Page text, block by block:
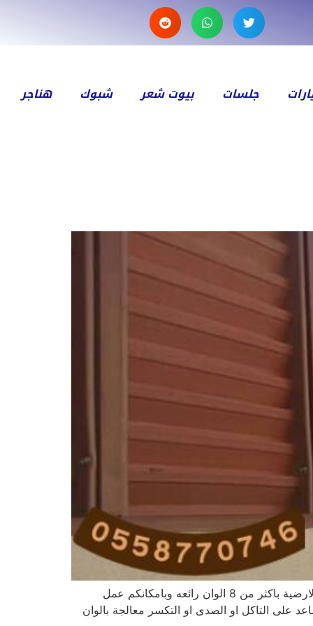
جلسات بيوت شعر شبوك هناجر
سواتر خشبيه بلاستيك السواتر الخشبية تنطبق هذه التصاميم على عمل الاسقف والسواتر الجانبيه على الاسوار والحواجز الارضية باكثر من 8 الوان رائعه وبامكانكم عمل
على التاكل او الصدى او التكسر معالجة بالوان